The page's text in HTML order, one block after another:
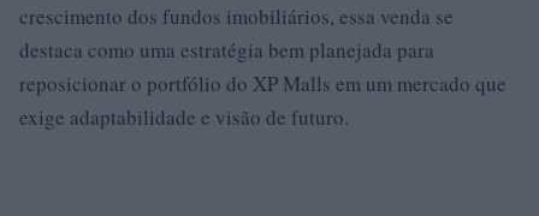
crescimento dos fundos imobiliários, essa venda se
destaca como uma estratégia bem planejada para
reposicionar o portfólio do XP Malls em um mercado que
exige adaptabilidade e visão de futuro.